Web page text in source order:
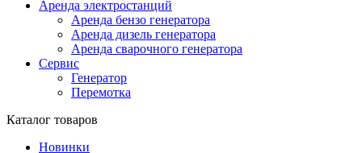
Аренда электростанций
Аренда бензо генератора
Аренда дизель генератора
Аренда сварочного генератора
Сервис
Генератор
Перемотка
Каталог товаров
Новинки